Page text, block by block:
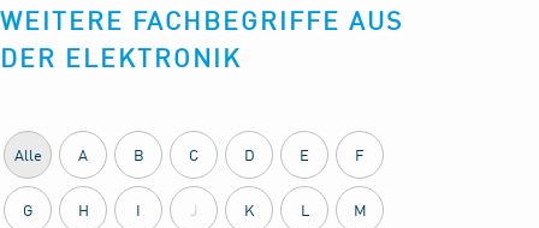
WEITERE FACHBEGRIFFE AUS
DER ELEKTRONIK
Alle A B C D E F
G H J K L M